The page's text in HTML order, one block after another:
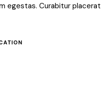
egestas. Curabitur placerat